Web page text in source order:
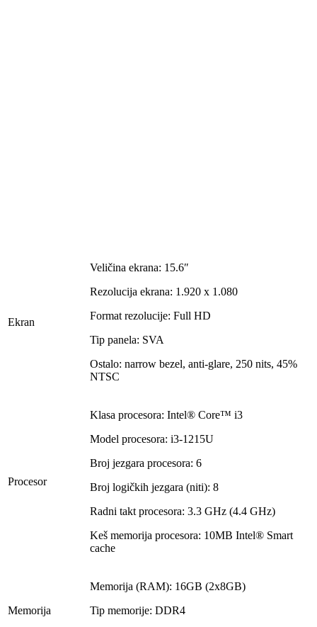
Ekran
Veličina ekrana: 15.6″
Rezolucija ekrana: 1.920 x 1.080
Format rezolucije: Full HD
Tip panela: SVA
Ostalo: narrow bezel, anti-glare, 250 nits, 45%
NTSC
Procesor
Klasa procesora: Intel® Core™ i3
Model procesora: i3-1215U
Broj jezgara procesora: 6
Broj logičkih jezgara (niti): 8
Radni takt procesora: 3.3 GHz (4.4 GHz)
Keš memorija procesora: 10MB Intel® Smart
cache
Memorija
Memorija (RAM): 16GB (2x8GB)
Tip memorije: DDR4